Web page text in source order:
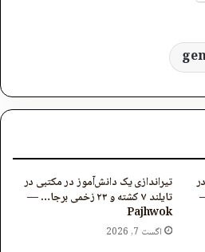
—
تیراندازی یک دانش‌آموز در مکتبی در
تایلند ۷ کشته و ۲۳ زخمی برجا… —
Pajhwok
اگست 7, 2026